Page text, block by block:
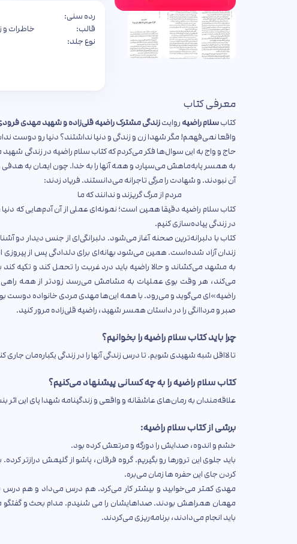
رده سنی:
قالب:
خاطرات و
نوع جلد:
معرفی کتاب
کتابسلام راضیه روایتزندگی مشترک راضیه قلی‌زاده و شهید مهدی
واقعا نمی‌فهمم! مگر شهدا زن و زندگی و دنیا نداشتند؟ دنیا رو دوست
حاج و واج به این سوال‌ها فکر می‌کردم که کتاب سلام راضیه در
به همسر پابه‌ماهش می‌سپارد و همه آنها را به خدا. چون ایمان به هدفی
آن نبودند. و شهادت را مرگی تاجرانه می‌دانستند. فریاد زدند:
مردم از مرگ گریزند و ندانند که ما به
کتاب سلام راضیه دقیقا همین است؛ نمونه‌ای عملی از آن آدم‌هایی که دنیا را
در زندگی پیاده‌سازی کنیم.
کتاب با دلبرانه‌ترین صحنه آغاز می‌شود. دلبرانگی‌ای از جنس دیدار دو
زندان آزاد شده‌است. همین می‌شود بهانه‌ای برای دلدادگی پس از پیروزی
به مشهد می‌کشاند و حالا راضیه باید درد غربت را تحمل کند و تکیه
می‌کند، هر وقت بوی عملیات به مشامش می‌رسد زودتر از همه
راضیه»‌ای می‌گوید و می‌رود. با همه این‌ها مهدی مردی خانواده دوست
صبر و مرداانگی را در داستان همسر شهید، راضیه قلی‌زاده مرور کنید.
چرا باید کتاب سلام راضیه را بخوانیم؟
تا لااقل شبه شهیدی شویم. تا درس زندگی آنها را در زندگی یکباره‌مان جاری
کتاب سلام راضیه را به چه کسانی پیشنهاد می‌کنیم؟
علاقه‌مندان به رمان‌های عاشقانه و واقعی و زندگینامه شهدا پای این اثر
برشی از کتاب سلام راضیه:
خشم و اندوه، صدایش را دورگه و مرتعش کرده بود.
باید جلوی این ترورها رو بگیریم. گروه فرقان، پاشو از گلیمش درازتر
کردن جای این حفره ها زمان می‌بره.
مهدی کمتر می‌خوابید و بیشتر کار می‌کرد. هم درس می‌داد و هم
مهمان همراهش بودند. صداهایشان را می شنیدم. مدام بحث و گفتگو
باید انجام می‌دادند، برنامه‌ریزی می‌کردند.